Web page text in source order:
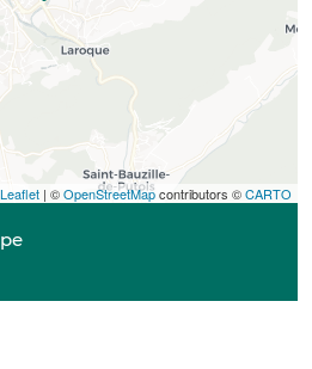
Leaflet | ©OpenStreetMapcontributors ©CARTO